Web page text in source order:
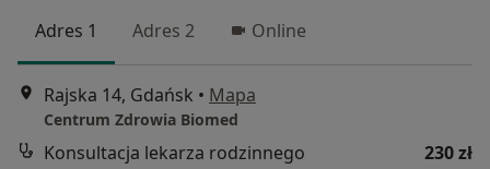
Adres 1 Adres 2 Online
Rajska 14, Gdańsk • Mapa
Centrum Zdrowia Biomed
Konsultacja lekarza rodzinnego
230 zł